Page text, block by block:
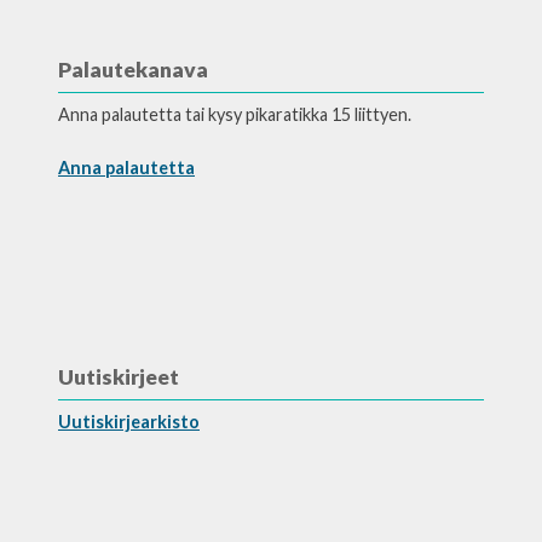
Palautekanava
Anna palautetta tai kysy pikaratikka 15 liittyen.
Anna palautetta
Uutiskirjeet
Uutiskirjearkisto